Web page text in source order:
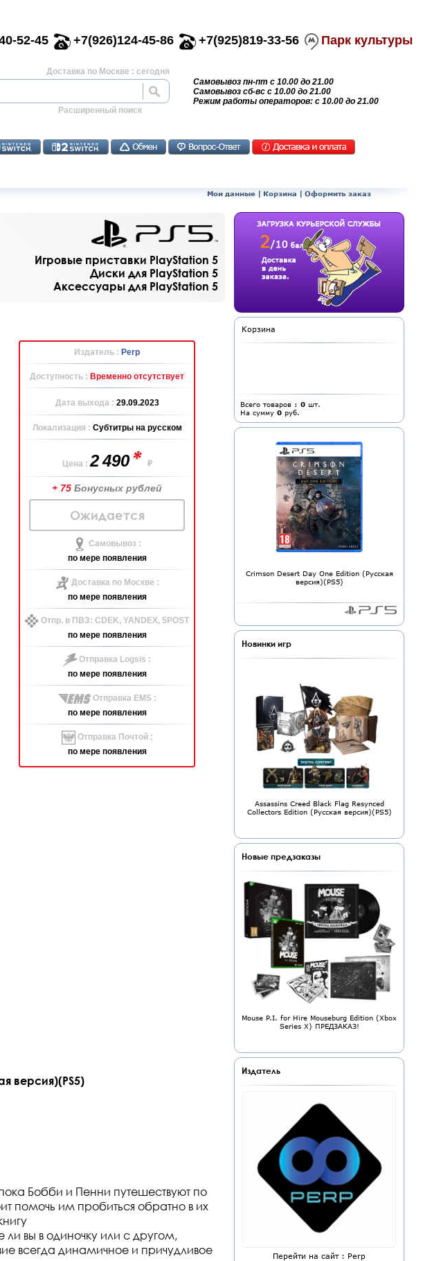
52-45 +7(926)124-45-86 +7(925)819-33-56 Парк культуры
Доставка по Москве : сегодня
Расширенный поиск
Самовывоз пн-пт с 10.00 до 21.00
Самовывоз сб-вс с 10.00 до 21.00
Режим работы операторов: с 10.00 до 21.00
Мои данные | Корзина | Оформить заказ
Игровые приставки PlayStation 5
Диски для PlayStation 5
Аксессуары для PlayStation 5
Издатель : Perp
Доступность : Временно отсутствует
Дата выхода : 29.09.2023
Локализация : Субтитры на русском
Цена :2 490* ₽
+ 75 Бонусных рублей
Ожидается
Самовывоз :
по мере появления
Доставка по Москве :
по мере появления
Отпр. в ПВЗ: CDEK, YANDEX, 5POST
по мере появления
Отправка Logsis :
по мере появления
Отправка EMS :
по мере появления
Отправка Почтой :
по мере появления
версия)(PS5)
Бобби и Пенни путешествуют по
помочь им пробиться обратно в их
ли вы в одиночку или с другом,
всегда динамичное и причудливое
Корзина
Всего товаров : 0 шт.
На сумму 0 руб.
Crimson Desert Day One Edition (Русская
версия)(PS5)
Новинки игр
Assassins Creed Black Flag Resynced
Collectors Edition (Русская версия)(PS5)
Новые предзаказы
Mouse P.I. for Hire Mouseburg Edition (Xbox
Series X) ПРЕДЗАКАЗ!
Издатель
Перейти на сайт : Perp